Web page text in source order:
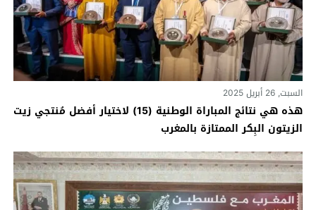
السبت, 26 أبريل 2025
هذه هي نتائج المباراة الوطنية (15) لاختيار أفضل مُنتجي زيت
الزيتون البِكر الممتازة بالمغرب